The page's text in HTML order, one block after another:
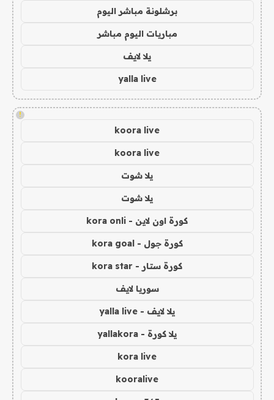
برشلونة مباشر اليوم
مباريات اليوم مباشر
يلا لايف
yalla live
!
koora live
koora live
يلا شوت
يلا شوت
كورة اون لاين - kora onli
كورة جول - kora goal
كورة ستار - kora star
سوريا لايف
يلا لايف - yalla live
يلا كورة - yallakora
kora live
kooralive